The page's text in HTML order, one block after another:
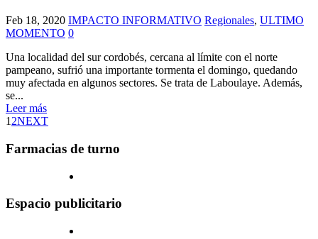
Feb 18, 2020 IMPACTO INFORMATIVO Regionales, ULTIMO
MOMENTO 0
Una localidad del sur cordobés, cercana al límite con el norte
pampeano, sufrió una importante tormenta el domingo, quedando
muy afectada en algunos sectores. Se trata de Laboulaye. Además,
se...
Leer más
1 2NEXT
Farmacias de turno
Espacio publicitario